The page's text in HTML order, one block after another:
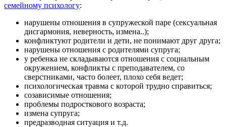
семейному психологу:
нарушены отношения в супружеской паре (сексуальная
дисгармония, неверность, измена..);
конфликтуют родители и дети, не понимают друг друга;
нарушены отношения с родителями супруга;
у ребенка не складываются отношения с социальным
окружением, конфликты с преподавателем, со
сверстниками, часто болеет, плохо себя ведет;
психологическая травма с которой трудно справиться;
созависимые отношения;
проблемы подросткового возраста;
измена супруга;
предразводная ситуация и т.д.